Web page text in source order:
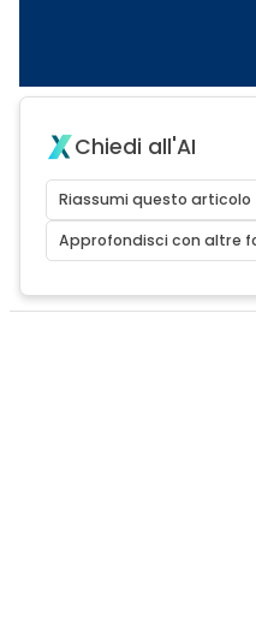
Chiedi all'AI
Riassumi questo articolo
Approfondisci con altre